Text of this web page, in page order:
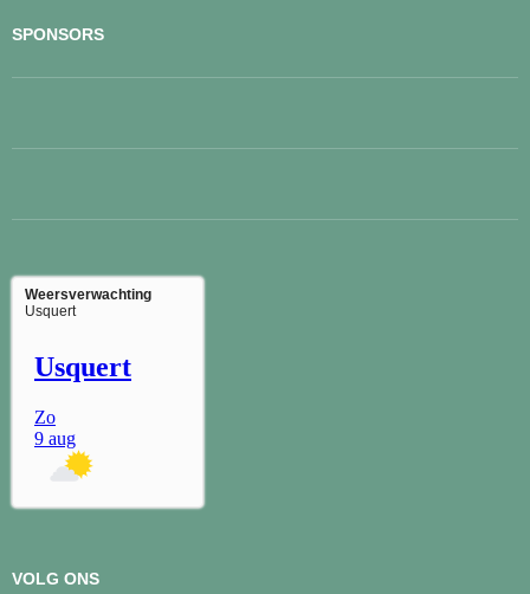
SPONSORS
Weersverwachting
Usquert
VOLG ONS